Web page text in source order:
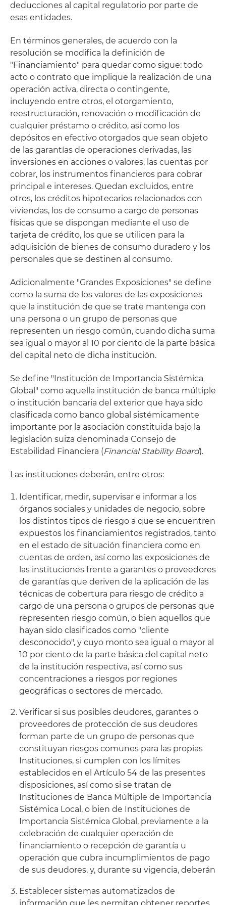
deducciones al capital regulatorio por parte de
esas entidades.
En términos generales, de acuerdo con la
resolución se modifica la definición de
"Financiamiento" para quedar como sigue: todo
acto o contrato que implique la realización de una
operación activa, directa o contingente,
incluyendo entre otros, el otorgamiento,
reestructuración, renovación o modificación de
cualquier préstamo o crédito, así como los
depósitos en efectivo otorgados que sean objeto
de las garantías de operaciones derivadas, las
inversiones en acciones o valores, las cuentas por
cobrar, los instrumentos financieros para cobrar
principal e intereses. Quedan excluidos, entre
otros, los créditos hipotecarios relacionados con
viviendas, los de consumo a cargo de personas
físicas que se dispongan mediante el uso de
tarjeta de crédito, los que se utilicen para la
adquisición de bienes de consumo duradero y los
personales que se destinen al consumo.
Adicionalmente "Grandes Exposiciones" se define
como la suma de los valores de las exposiciones
que la institución de que se trate mantenga con
una persona o un grupo de personas que
representen un riesgo común, cuando dicha suma
sea igual o mayor al 10 por ciento de la parte básica
del capital neto de dicha institución.
Se define "Institución de Importancia Sistémica
Global" como aquella institución de banca múltiple
o institución bancaria del exterior que haya sido
clasificada como banco global sistémicamente
importante por la asociación constituida bajo la
legislación suiza denominada Consejo de
Estabilidad Financiera (Financial Stability Board).
Las instituciones deberán, entre otros:
Identificar, medir, supervisar e informar a los
órganos sociales y unidades de negocio, sobre
los distintos tipos de riesgo a que se encuentren
expuestos los financiamientos registrados, tanto
en el estado de situación financiera como en
cuentas de orden, así como las exposiciones de
las instituciones frente a garantes o proveedores
de garantías que deriven de la aplicación de las
técnicas de cobertura para riesgo de crédito a
cargo de una persona o grupos de personas que
representen riesgo común, o bien aquellos que
hayan sido clasificados como "cliente
desconocido", y cuyo monto sea igual o mayor al
10 por ciento de la parte básica del capital neto
de la institución respectiva, así como sus
concentraciones a riesgos por regiones
geográficas o sectores de mercado.
Verificar si sus posibles deudores, garantes o
proveedores de protección de sus deudores
forman parte de un grupo de personas que
constituyan riesgos comunes para las propias
Instituciones, si cumplen con los límites
establecidos en el Artículo 54 de las presentes
disposiciones, así como si se tratan de
Instituciones de Banca Múltiple de Importancia
Sistémica Local, o bien de Instituciones de
Importancia Sistémica Global, previamente a la
celebración de cualquier operación de
financiamiento o recepción de garantía u
operación que cubra incumplimientos de pago
de sus deudores, y, durante su vigencia, deberán
Establecer sistemas automatizados de